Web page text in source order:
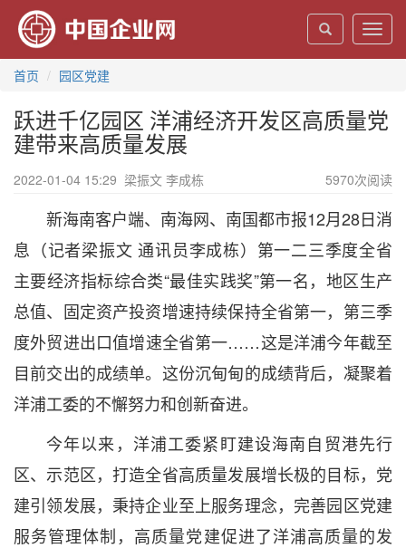
首页
园区党建
跃进千亿园区 洋浦经济开发区高质量党
建带来高质量发展
2022-01-04 15:29 梁振文 李成栋 5970次阅读
新海南客户端、南海网、南国都市报12月28日消
息（记者梁振文 通讯员李成栋）第一二三季度全省
主要经济指标综合类“最佳实践奖”第一名，地区生产
总值、固定资产投资增速持续保持全省第一，第三季
度外贸进出口值增速全省第一……这是洋浦今年截至
目前交出的成绩单。这份沉甸甸的成绩背后，凝聚着
洋浦工委的不懈努力和创新奋进。
今年以来，洋浦工委紧盯建设海南自贸港先行
区、示范区，打造全省高质量发展增长极的目标，党
建引领发展，秉持企业至上服务理念，完善园区党建
服务管理体制，高质量党建促进了洋浦高质量的发